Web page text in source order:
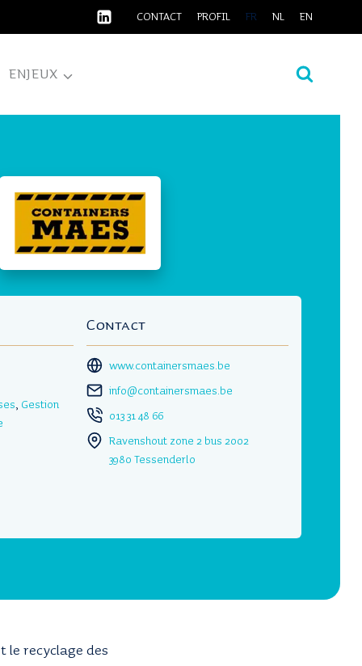
CONTACT PROFIL FR NL EN
ENJEUX
, Gestion
Contact
www.containersmaes.be
info@containersmaes.be
013 31 48 66
Ravenshout zone 2 bus 2002
3980 Tessenderlo
le recyclage des